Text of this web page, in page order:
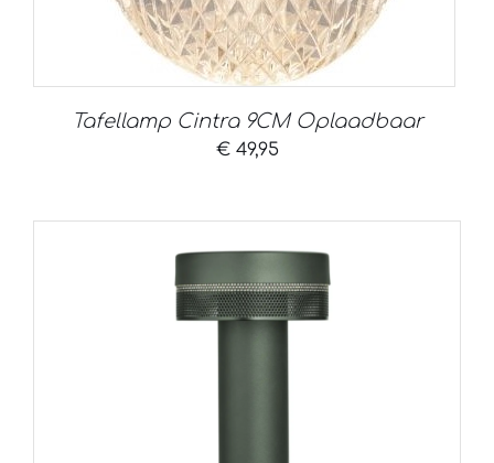
Tafellamp Cintra 9CM Oplaadbaar
€49,95